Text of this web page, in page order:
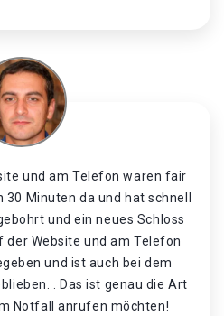
und am Telefon waren fair
Minuten da und hat schnell
und ein neues Schloss
der Website und am Telefon
und ist auch bei dem
. Das ist genau die Art
Notfall anrufen möchten!